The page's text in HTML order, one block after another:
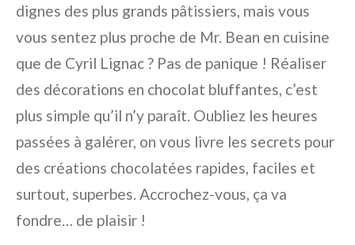
dignes des plus grands pâtissiers, mais vous
vous sentez plus proche de Mr. Bean en cuisine
que de Cyril Lignac ? Pas de panique ! Réaliser
des décorations en chocolat bluffantes, c’est
plus simple qu’il n’y paraît. Oubliez les heures
passées à galérer, on vous livre les secrets pour
des créations chocolatées rapides, faciles et
surtout, superbes. Accrochez-vous, ça va
fondre… de plaisir !